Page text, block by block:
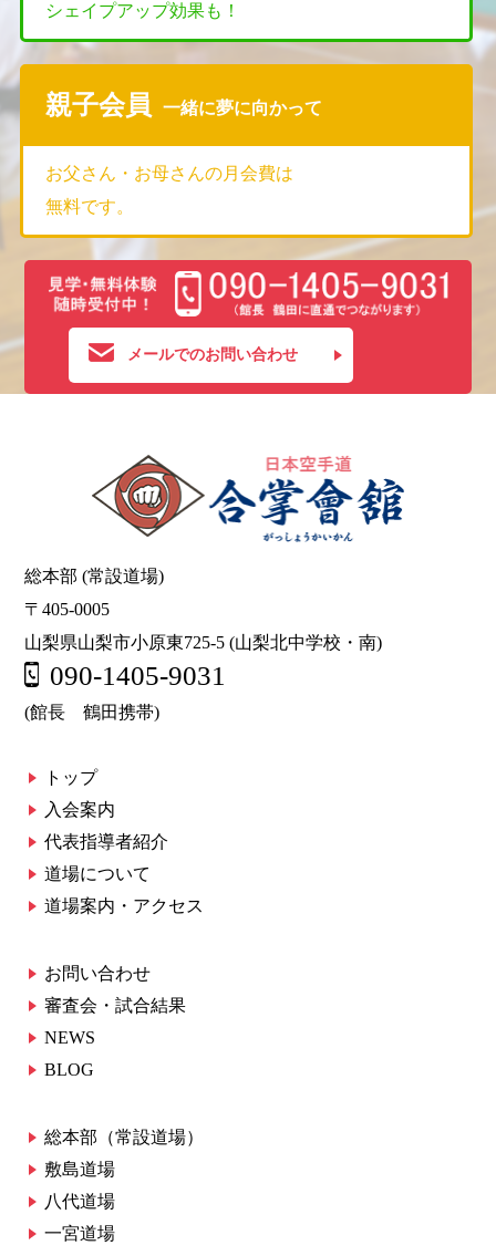
シェイプアップ効果も！
親子会員 一緒に夢に向かって
お父さん・お母さんの月会費は
無料です。
メールでのお問い合わせ
総本部 (常設道場)
〒405-0005
山梨県山梨市小原東725-5 (山梨北中学校・南)
090-1405-9031
(館長 鶴田携帯)
トップ
入会案内
代表指導者紹介
道場について
道場案内・アクセス
お問い合わせ
審査会・試合結果
NEWS
BLOG
総本部（常設道場）
敷島道場
八代道場
一宮道場